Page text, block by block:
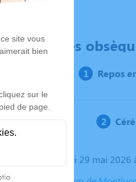
Déroulé des
Repos
Le vendredi 29 mai